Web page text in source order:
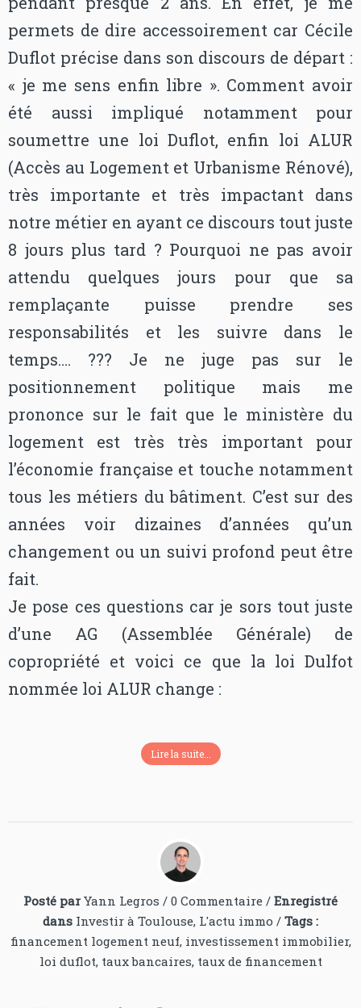
permets de dire accessoirement car Cécile
Duflot précise dans son discours de départ :
« je me sens enfin libre ». Comment avoir
été aussi impliqué notamment pour
soumettre une loi Duflot, enfin loi ALUR
(Accès au Logement et Urbanisme Rénové),
très importante et très impactant dans
notre métier en ayant ce discours tout juste
8 jours plus tard ? Pourquoi ne pas avoir
attendu quelques jours pour que sa
remplaçante puisse prendre ses
responsabilités et les suivre dans le
temps…. ??? Je ne juge pas sur le
positionnement politique mais me
prononce sur le fait que le ministère du
logement est très très important pour
l’économie française et touche notamment
tous les métiers du bâtiment. C’est sur des
années voir dizaines d’années qu’un
changement ou un suivi profond peut être
fait.
Je pose ces questions car je sors tout juste
d’une AG (Assemblée Générale) de
copropriété et voici ce que la loi Dulfot
nommée loi ALUR change :
Lire la suite...
Posté par Yann Legros / 0 Commentaire / Enregistré
dans Investir à Toulouse, L'actu immo / Tags :
financement logement neuf, investissement immobilier,
loi duflot, taux bancaires, taux de financement